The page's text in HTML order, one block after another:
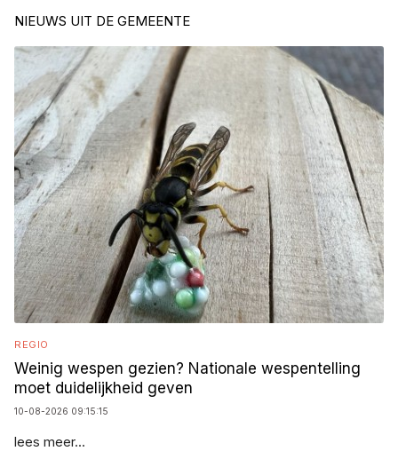
NIEUWS UIT DE GEMEENTE
REGIO
Weinig wespen gezien? Nationale wespentelling
moet duidelijkheid geven
10-08-2026 09:15:15
lees meer...